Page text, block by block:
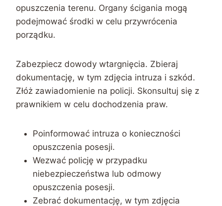
opuszczenia terenu. Organy ścigania mogą
podejmować środki w celu przywrócenia
porządku.
Zabezpiecz dowody wtargnięcia. Zbieraj
dokumentację, w tym zdjęcia intruza i szkód.
Złóż zawiadomienie na policji. Skonsultuj się z
prawnikiem w celu dochodzenia praw.
Poinformować intruza o konieczności
opuszczenia posesji.
Wezwać policję w przypadku
niebezpieczeństwa lub odmowy
opuszczenia posesji.
Zebrać dokumentację, w tym zdjęcia